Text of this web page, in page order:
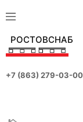
РОСТОВСНАБ
+7 (863) 279-03-00